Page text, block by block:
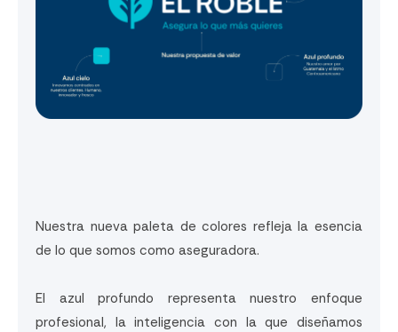
Nuestra nueva paleta de colores refleja la esencia
de lo que somos como aseguradora.
El azul profundo representa nuestro enfoque
profesional, la inteligencia con la que diseñamos